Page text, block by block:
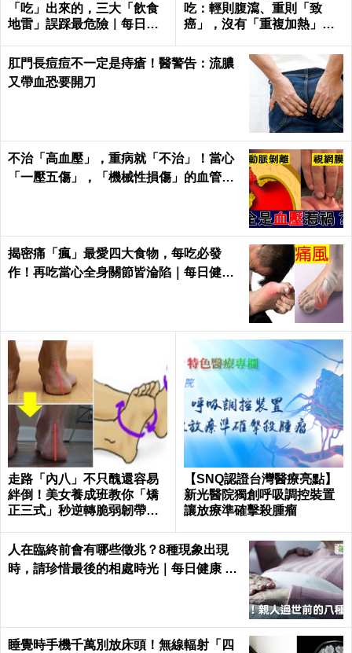
「吃」出來的，三大「飲食
地雷」誤踩最危險｜每日健
吃：輕則腹瀉、重則「致
癌」，沒有「重複加熱」也
肛門長痘痘不一定是痔瘡！醫警告：流膿
又帶血恐要開刀
不治「高血壓」，重病就「不治」！當心
「一壓五傷」，「機械性損傷」的血管衝
揭密痛「瘋」最愛四大食物，每吃必發
作！再吃當心全身關節皆淪陷｜每日健康
走路「內八」不只醜還容易
絆倒！美女養成班教你「矯
正三式」秒逆轉脆弱韌帶肌
【SNQ認證台灣醫療亮點】
新光醫院獨創呼吸調控裝置
讓放療準確擊殺腫瘤
人在臨終前會有哪些徵兆？8種現象出現
時，請珍惜最後的相處時光｜每日健康 He
睡覺時手機千萬別放床頭！無線輻射「四